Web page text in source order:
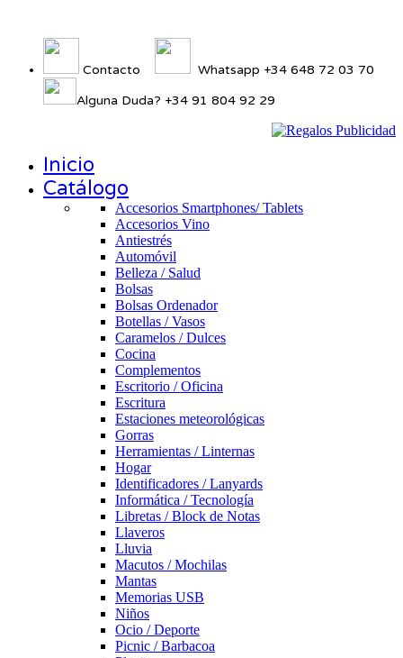
Contacto
Whatsapp +34 648 72 03 70
Alguna Duda? +34 91 804 92 29
Inicio
Catálogo
Accesorios Smartphones/ Tablets
Accesorios Vino
Antiestrés
Automóvil
Belleza / Salud
Bolsas
Bolsas Ordenador
Botellas / Vasos
Caramelos / Dulces
Cocina
Complementos
Escritorio / Oficina
Escritura
Estaciones meteorológicas
Gorras
Herramientas / Linternas
Hogar
Identificadores / Lanyards
Informática / Tecnología
Libretas / Block de Notas
Llaveros
Lluvia
Macutos / Mochilas
Mantas
Memorias USB
Niños
Ocio / Deporte
Picnic / Barbacoa